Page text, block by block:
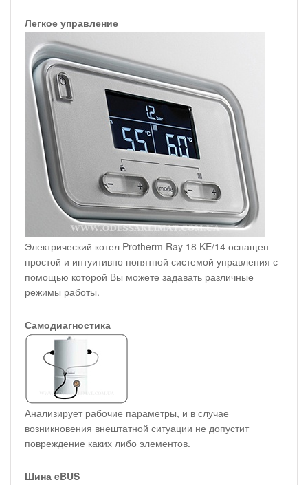
Легкое управление
Электрический котел Protherm Ray 18 KE/14 оснащен
простой и интуитивно понятной системой управления с
помощью которой Вы можете задавать различные
режимы работы.
Самодиагностика
Анализирует рабочие параметры, и в случае
возникновения внештатной ситуации не допустит
повреждение каких либо элементов.
Шина eBUS